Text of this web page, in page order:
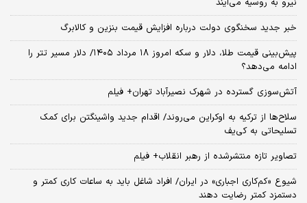
خبر جدید سخنگوی دولت درباره افزایش قیمت بنزین و کالابرگ
پیش‌بینی قیمت طلا، دلار و سکه امروز ۱۸ مرداد ۱۴۰۵/ دلار مسیر تتر را
ادامه می‌دهد؟
آتش‌سوزی گسترده در شهرک نصیرآباد تهران+ فیلم
سلاح‌ها از ترکیه به اوکراین می‌روند/ اقدام جدید واشینگتن برای کمک
تسلیحاتی به کی‌یف
تصاویر تازه منتشرشده از رهبر انقلاب+ فیلم
شیوع «کم‌کاری اجباری» در ایران/ افراد شاغل باید به ساعات کاری کمتر و
دستمزد کمتر رضایت دهند